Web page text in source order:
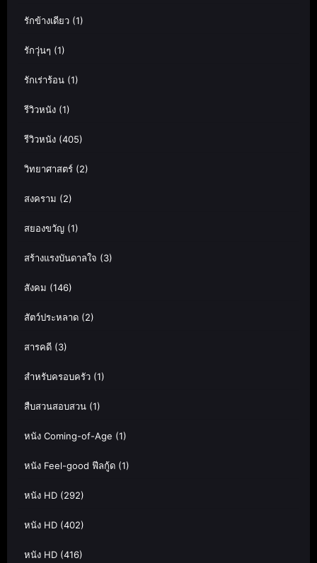
รักข้างเดียว (1)
รักวุ่นๆ (1)
รักเร่าร้อน (1)
รีวิวหนัง (1)
รีวิวหนัง (405)
วิทยาศาสตร์ (2)
สงคราม (2)
สยองขวัญ (1)
สร้างแรงบันดาลใจ (3)
สังคม (146)
สัตว์ประหลาด (2)
สารคดี (3)
สำหรับครอบครัว (1)
สืบสวนสอบสวน (1)
หนัง Coming-of-Age (1)
หนัง Feel-good ฟีลกู้ด (1)
หนัง HD (292)
หนัง HD (402)
หนัง HD (416)